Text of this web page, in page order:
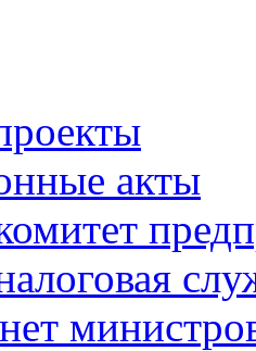
акты